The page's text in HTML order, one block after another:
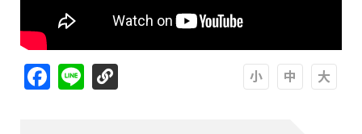
Facebook
Line